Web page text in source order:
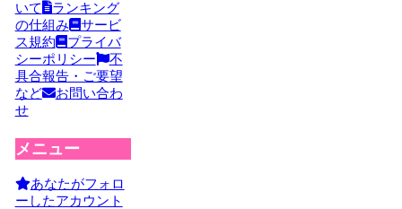
いて
ランキング
の仕組み
サービ
ス規約
プライバ
シーポリシー
不
具合報告・ご要望
など
お問い合わ
せ
メニュー
あなたがフォロ
ーしたアカウント